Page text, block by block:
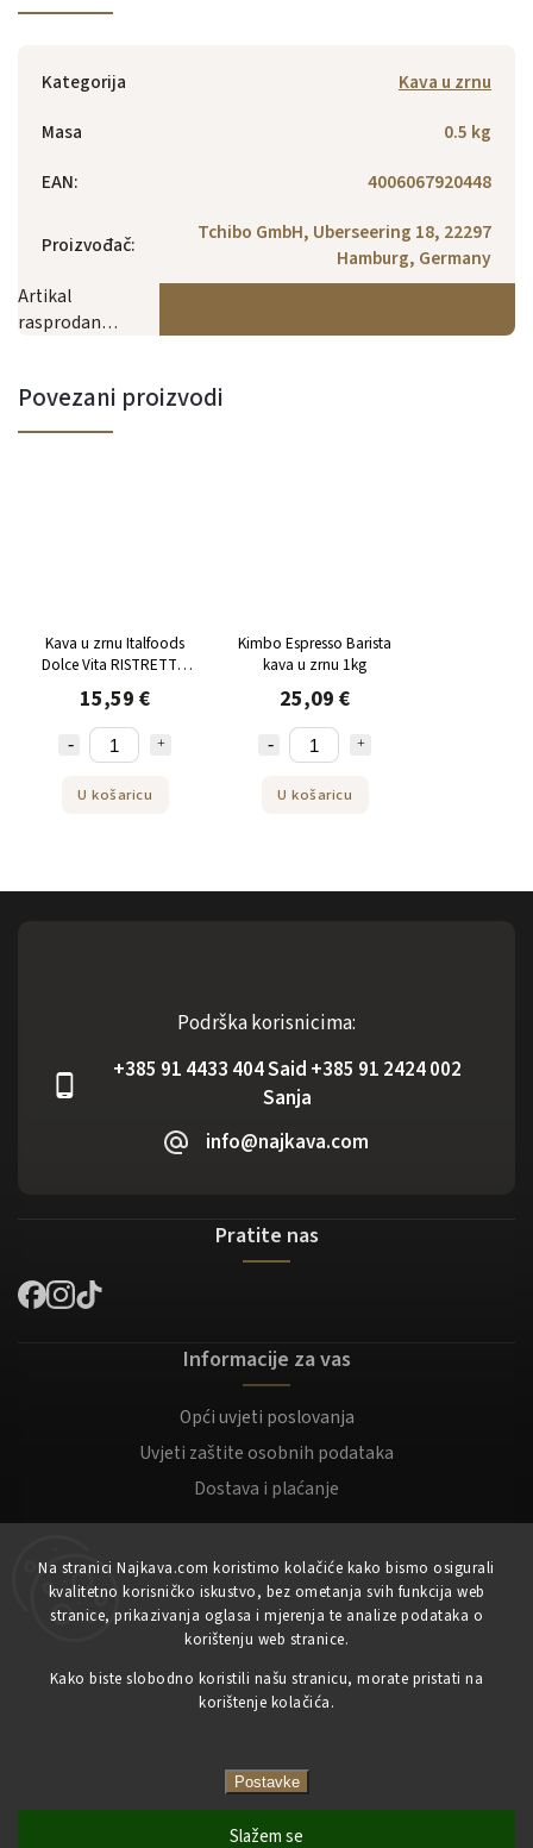
Na stranici Najkava.com koristimo kolačiće kako bismo osigurali
kvalitetno korisničko iskustvo, bez ometanja svih funkcija web
stranice, prikazivanja oglasa i mjerenja te analize podataka o
korištenju web stranice.
Kako biste slobodno koristili našu stranicu, morate pristati na
korištenje kolačića.
Postavke
Slažem se
Kategorija
Kava u zrnu
Masa
0.5 kg
EAN: 4006067920448
Proizvođač:
Tchibo GmbH, Uberseering 18, 22297
Hamburg, Germany
Artikal
rasprodan…
Povezani proizvodi
Kava u zrnu Italfoods
Dolce Vita RISTRETTO
1kg
15,59 €
U košaricu
Kimbo Espresso Barista
kava u zrnu 1kg
25,09 €
U košaricu
Podrška korisnicima:
+385 91 4433 404 Said +385 91 2424 002
Sanja
info@najkava.com
Pratite nas
Informacije za vas
Opći uvjeti poslovanja
Uvjeti zaštite osobnih podataka
Dostava i plaćanje
Moj račun
Registracija
Prijaviti se
Copyright 2023NajKava.com